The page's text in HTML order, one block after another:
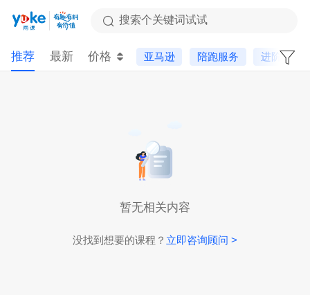
搜索个关键词试试
推荐 最新 价格 亚马逊 陪跑服务 进阶课
暂无相关内容
没找到想要的课程？ 立即咨询顾问 >